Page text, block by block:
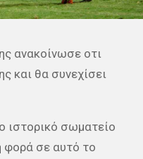
ανακοίνωσε οτι
και θα συνεχίσει
ιστορικό σωματείο
φορά σε αυτό το